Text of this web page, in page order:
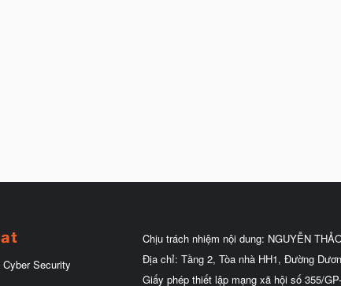
Security
Chịu trách nhiệm nội dung: NGUYỄN
Địa chỉ: Tầng 2, Tòa nhà HH1, Đường
Giấy phép thiết lập mạng xã hội số 355/